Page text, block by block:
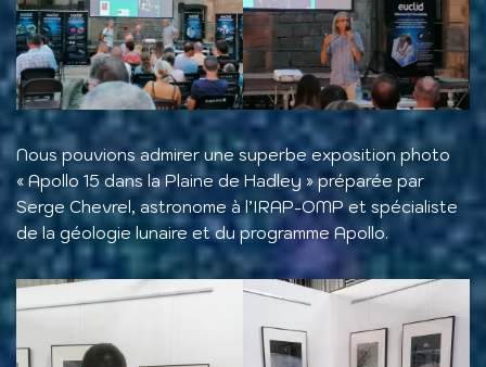
Nous pouvions admirer une superbe exposition photo
« Apollo 15 dans la Plaine de Hadley » préparée par
Serge Chevrel, astronome à l’IRAP-OMP et spécialiste
de la géologie lunaire et du programme Apollo.